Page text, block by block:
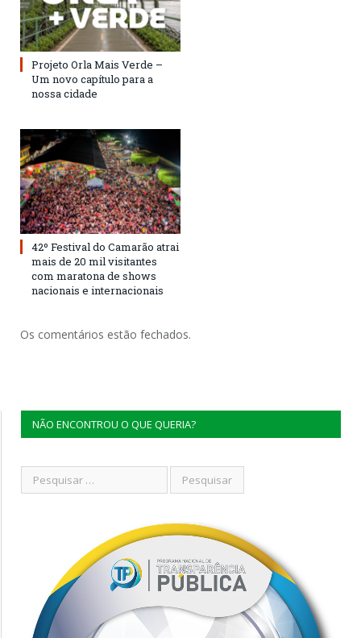
Projeto Orla Mais Verde –
Um novo capítulo para a
nossa cidade
42º Festival do Camarão atrai
mais de 20 mil visitantes
com maratona de shows
nacionais e internacionais
Os comentários estão fechados.
NÃO ENCONTROU O QUE QUERIA?